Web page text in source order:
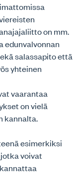
on mm.
edunvalvonnan
salassapito että
yhteinen
vaarantaa
on vielä
kannalta.
esimerkiksi
voivat